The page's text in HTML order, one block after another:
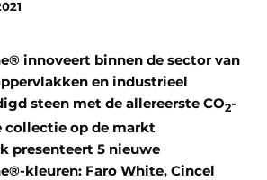
innoveert binnen de sector van
en industrieel
steen met de allereerste CO2-
collectie op de markt
presenteert 5 nieuwe
kleuren: Faro White, Cincel